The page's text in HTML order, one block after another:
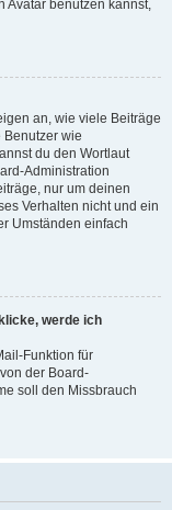
Avatar benutzen kannst,
an, wie viele Beiträge
wie
du den Wortlaut
Administration
nur um deinen
Verhalten nicht und ein
Umständen einfach
werde ich
Funktion für
der Board-
soll den Missbrauch